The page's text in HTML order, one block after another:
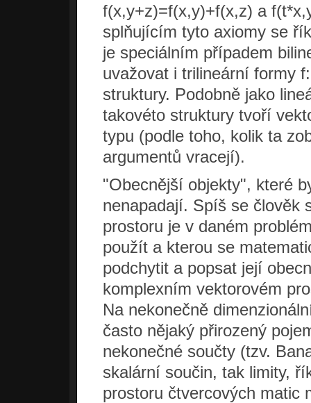
f(x,y+z)=f(x,y)+f(x,z) a
splňujícím tyto axiomy se
je speciálním případem
uvažovat i trilineární formy
struktury. Podobně jako
takovéto struktury tvoří
typu (podle toho, kolik ta
argumentů vracejí).
"Obecnější objekty", které
nenapadají. Spíš se člověk
prostoru je v daném
použít a kterou se
podchytit a popsat její
komplexním vektorovém
Na nekonečně
často nějaký přirozený
nekonečné součty (tzv.
skalární součin, tak limity,
prostoru čtvercových matic